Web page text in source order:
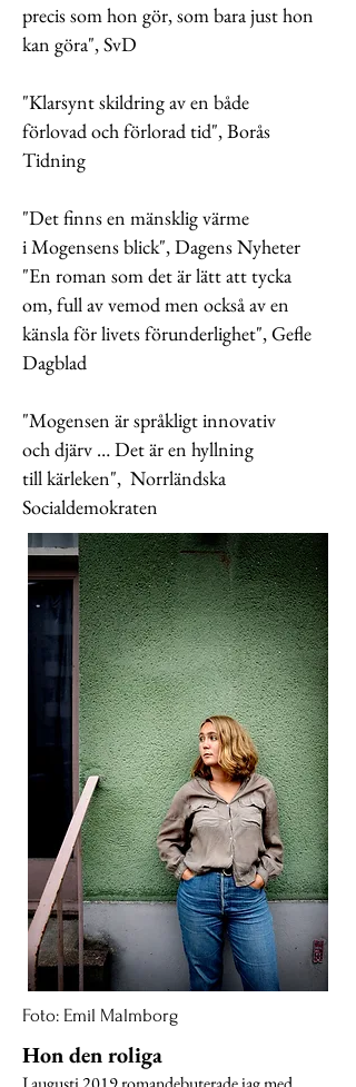
precis som hon gör, som bara just hon
kan göra", SvD
"Klarsynt skildring av en både
förlovad och förlorad tid", Borås
Tidning
"Det finns en mänsklig värme
i Mogensens blick", Dagens Nyheter
"En roman som det är lätt att tycka
om, full av vemod men också av en
känsla för livets förunderlighet", Gefle
Dagblad
"Mogensen är språkligt innovativ
och djärv … Det är en hyllning
till kärleken", Norrländska
Socialdemokraten
Foto: Emil Malmborg
Hon den roliga